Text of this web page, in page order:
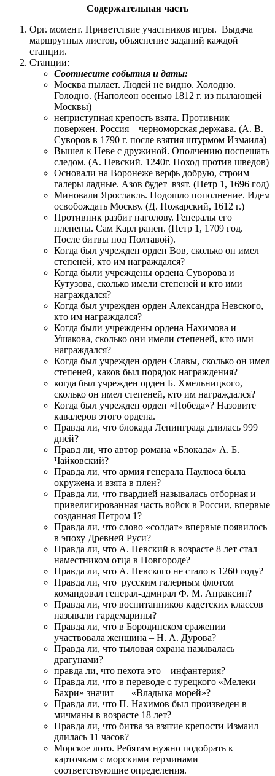
Содержательная часть
Орг. момент. Приветствие участников игры. Выдача
маршрутных листов, объяснение заданий каждой
станции.
Станции:
Соотнесите события и даты:
Москва пылает. Людей не видно. Холодно.
Голодно. (Наполеон осенью 1812 г. из пылающей
Москвы)
неприступная крепость взята. Противник
повержен. Россия – черноморская держава. (А. В.
Суворов в 1790 г. после взятия штурмом Измаила)
Вышел к Неве с дружиной. Ополчению поспешать
следом. (А. Невский. 1240г. Поход против шведов)
Основали на Воронеже верфь добрую, строим
галеры ладные. Азов будет взят. (Петр 1, 1696 год)
Миновали Ярославль. Подошло пополнение. Идем
освобождать Москву. (Д. Пожарский, 1612 г.)
Противник разбит наголову. Генералы его
пленены. Сам Карл ранен. (Петр 1, 1709 год.
После битвы под Полтавой).
Когда был учрежден орден Вов, сколько он имел
степеней, кто им награждался?
Когда были учреждены ордена Суворова и
Кутузова, сколько имели степеней и кто ими
награждался?
Когда был учрежден орден Александра Невского,
кто им награждался?
Когда были учреждены ордена Нахимова и
Ушакова, сколько они имели степеней, кто ими
награждался?
Когда был учрежден орден Славы, сколько он имел
степеней, каков был порядок награждения?
когда был учрежден орден Б. Хмельницкого,
сколько он имел степеней, кто им награждался?
Когда был учрежден орден «Победа»? Назовите
кавалеров этого ордена.
Правда ли, что блокада Ленинграда длилась 999
дней?
Правд ли, что автор романа «Блокада» А. Б.
Чайковский?
Правда ли, что армия генерала Паулюса была
окружена и взята в плен?
Правда ли, что гвардией называлась отборная и
привелигированная часть войск в России, впервые
созданная Петром 1?
Правда ли, что слово «солдат» впервые появилось
в эпоху Древней Руси?
Правда ли, что А. Невский в возрасте 8 лет стал
наместником отца в Новгороде?
Правда ли, что А. Невского не стало в 1260 году?
Правда ли, что русским галерным флотом
командовал генерал-адмирал Ф. М. Апраксин?
Правда ли, что воспитанников кадетских классов
называли гардемарины?
Правда ли, что в Бородинском сражении
участвовала женщина – Н. А. Дурова?
Правда ли, что тыловая охрана называлась
драгунами?
правда ли, что пехота это – инфантерия?
Правда ли, что в переводе с турецкого «Мелеки
Бахри» значит — «Владыка морей»?
Правда ли, что П. Нахимов был произведен в
мичманы в возрасте 18 лет?
Правда ли, что битва за взятие крепости Измаил
длилась 11 часов?
Морское лото. Ребятам нужно подобрать к
карточкам с морскими терминами
соответствующие определения.